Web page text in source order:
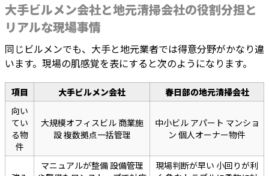
大手ビルメン会社と地元清掃会社の役割分担と
リアルな現場事情
同じビルメンでも、大手と地元業者では得意分野がかなり違
います。現場の肌感覚を表にすると次のようになります。
項目 大手ビルメン会社
春日部の地元清掃会社
向い
てい
る物
件
大規模オフィスビル 商業施
設 複数拠点一括管理
中小ビル アパート マンショ
ン 個人オーナー物件
マニュアルが整備 設備管理
現場判断が早い 小回りが利